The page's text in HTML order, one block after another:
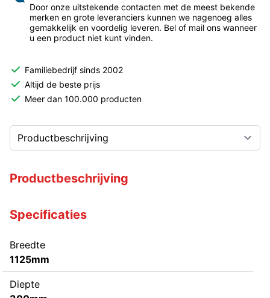
Door onze uitstekende contacten met de meest bekende
merken en grote leveranciers kunnen we nagenoeg alles
gemakkelijk en voordelig leveren. Bel of mail ons wanneer
u een product niet kunt vinden.
Familiebedrijf sinds 2002
Altijd de beste prijs
Meer dan 100.000 producten
Productbeschrijving
Specificaties
Breedte
1125mm
Diepte